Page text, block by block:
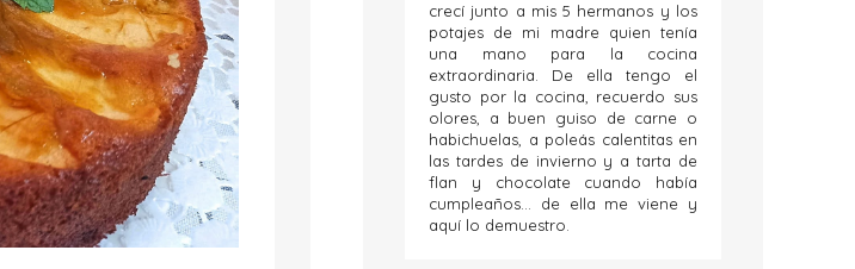
crecí junto a mis 5 hermanos y los
potajes de mi madre quien tenía
una mano para la cocina
extraordinaria. De ella tengo el
gusto por la cocina, recuerdo sus
olores, a buen guiso de carne o
habichuelas, a poleás calentitas en
las tardes de invierno y a tarta de
flan y chocolate cuando había
cumpleaños... de ella me viene y
aquí lo demuestro.